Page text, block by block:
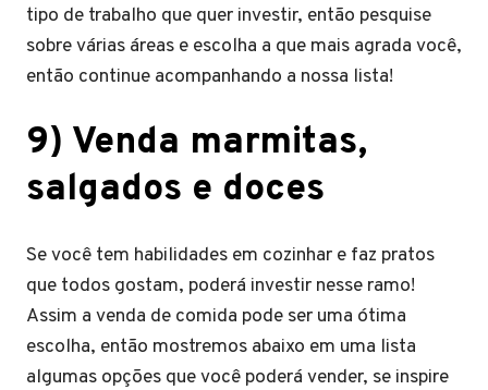
tipo de trabalho que quer investir, então pesquise
sobre várias áreas e escolha a que mais agrada você,
então continue acompanhando a nossa lista!
9) Venda marmitas,
salgados e doces
Se você tem habilidades em cozinhar e faz pratos
que todos gostam, poderá investir nesse ramo!
Assim a venda de comida pode ser uma ótima
escolha, então mostremos abaixo em uma lista
algumas opções que você poderá vender, se inspire